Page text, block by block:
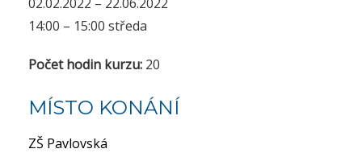
14:00 – 15:00 středa
Počet hodin kurzu: 20
MÍSTO KONÁNÍ
ZŠ Pavlovská